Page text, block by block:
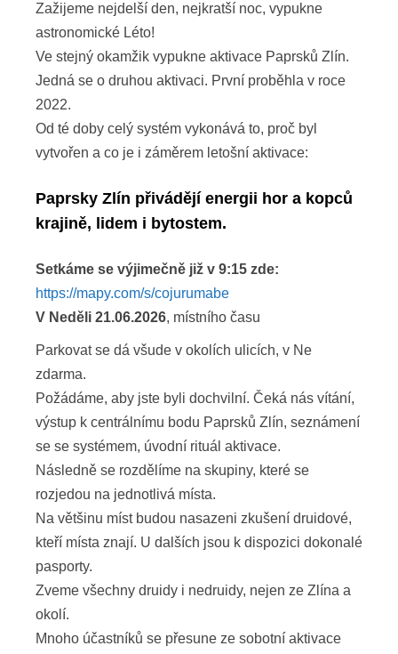
Zažijeme nejdelší den, nejkratší noc, vypukne
astronomické Léto!
Ve stejný okamžik vypukne aktivace Paprsků Zlín.
Jedná se o druhou aktivaci. První proběhla v roce
2022.
Od té doby celý systém vykonává to, proč byl
vytvořen a co je i záměrem letošní aktivace:
Paprsky Zlín přivádějí energii hor a kopců
krajině, lidem i bytostem.
Setkáme se výjimečně již v 9:15 zde:
https://mapy.com/s/cojurumabe
V Neděli 21.06.2026, místního času
Parkovat se dá všude v okolích ulicích, v Ne
zdarma.
Požádáme, aby jste byli dochvilní. Čeká nás vítání,
výstup k centrálnímu bodu Paprsků Zlín, seznámení
se se systémem, úvodní rituál aktivace.
Následně se rozdělíme na skupiny, které se
rozjedou na jednotlivá místa.
Na většinu míst budou nasazeni zkušení druidové,
kteří místa znají. U dalších jsou k dispozici dokonalé
pasporty.
Zveme všechny druidy i nedruidy, nejen ze Zlína a
okolí.
Mnoho účastníků se přesune ze sobotní aktivace